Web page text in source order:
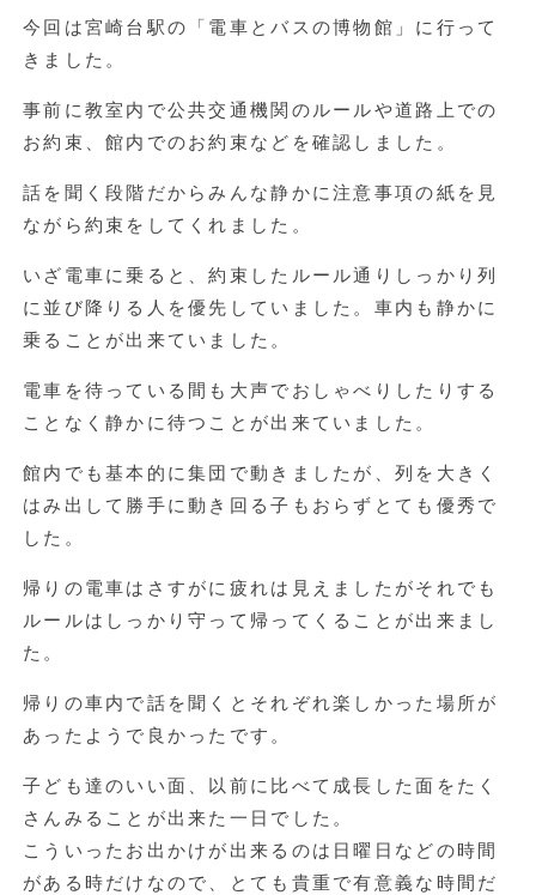
今回は宮崎台駅の「電車とバスの博物館」に行って
きました。
事前に教室内で公共交通機関のルールや道路上での
お約束、館内でのお約束などを確認しました。
話を聞く段階だからみんな静かに注意事項の紙を見
ながら約束をしてくれました。
いざ電車に乗ると、約束したルール通りしっかり列
に並び降りる人を優先していました。車内も静かに
乗ることが出来ていました。
電車を待っている間も大声でおしゃべりしたりする
ことなく静かに待つことが出来ていました。
館内でも基本的に集団で動きましたが、列を大きく
はみ出して勝手に動き回る子もおらずとても優秀で
した。
帰りの電車はさすがに疲れは見えましたがそれでも
ルールはしっかり守って帰ってくることが出来まし
た。
帰りの車内で話を聞くとそれぞれ楽しかった場所が
あったようで良かったです。
子ども達のいい面、以前に比べて成長した面をたく
さんみることが出来た一日でした。
こういったお出かけが出来るのは日曜日などの時間
がある時だけなので、とても貴重で有意義な時間だ